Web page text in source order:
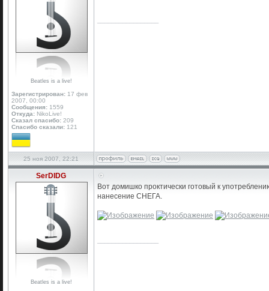
Beatles is a live!
Зарегистрирован: 17 фев
2007, 00:00
Сообщения: 1559
Откуда: NikoLive!
Сказал спасибо: 209
Спасибо сказали: 121
25 ноя 2007, 22:21
SerDIDG
Beatles is a live!
Вот домишко проктически готовый к
нанесение СНЕГА.